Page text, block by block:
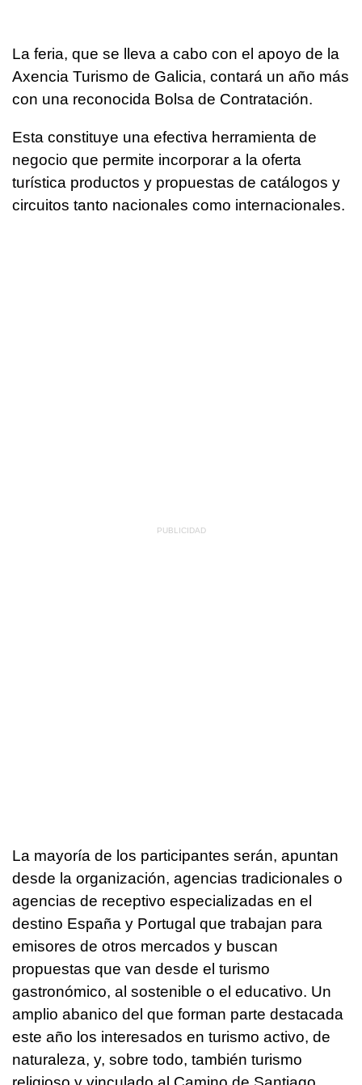
La feria, que se lleva a cabo con el apoyo de la
Axencia Turismo de Galicia, contará un año más
con una reconocida Bolsa de Contratación.
Esta constituye una efectiva herramienta de
negocio que permite incorporar a la oferta
turística productos y propuestas de catálogos y
circuitos tanto nacionales como internacionales.
La mayoría de los participantes serán, apuntan
desde la organización, agencias tradicionales o
agencias de receptivo especializadas en el
destino España y Portugal que trabajan para
emisores de otros mercados y buscan
propuestas que van desde el turismo
gastronómico, al sostenible o el educativo. Un
amplio abanico del que forman parte destacada
este año los interesados en turismo activo, de
naturaleza, y, sobre todo, también turismo